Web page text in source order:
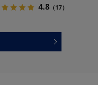
4.8 （17）